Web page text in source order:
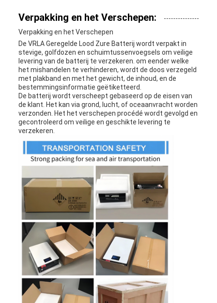
Verpakking en het Verschepen:
Verpakking en het Verschepen
De VRLA Geregelde Lood Zure Batterij wordt verpakt in
stevige, golfdozen en schuimtussenvoegsels om veilige
levering van de batterij te verzekeren. om eender welke
het mishandelen te verhinderen, wordt de doos verzegeld
met plakband en met het gewicht, de inhoud, en de
bestemmingsinformatie geëtiketteerd.
De batterij wordt verscheept gebaseerd op de eisen van
de klant. Het kan via grond, lucht, of oceaanvracht worden
verzonden. Het het verschepen procédé wordt gevolgd en
gecontroleerd om veilige en geschikte levering te
verzekeren.